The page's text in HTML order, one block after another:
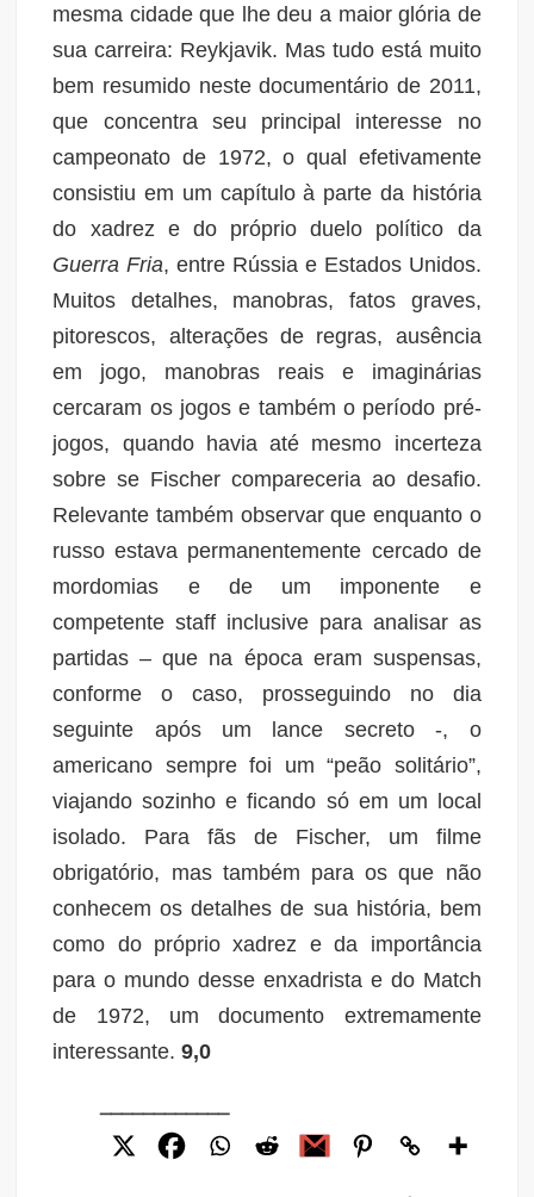
mesma cidade que lhe deu a maior glória de
sua carreira: Reykjavik. Mas tudo está muito
bem resumido neste documentário de 2011,
que concentra seu principal interesse no
campeonato de 1972, o qual efetivamente
consistiu em um capítulo à parte da história
do xadrez e do próprio duelo político da
Guerra Fria, entre Rússia e Estados Unidos.
Muitos detalhes, manobras, fatos graves,
pitorescos, alterações de regras, ausência
em jogo, manobras reais e imaginárias
cercaram os jogos e também o período pré-
jogos, quando havia até mesmo incerteza
sobre se Fischer compareceria ao desafio.
Relevante também observar que enquanto o
russo estava permanentemente cercado de
mordomias e de um imponente e
competente staff inclusive para analisar as
partidas – que na época eram suspensas,
conforme o caso, prosseguindo no dia
seguinte após um lance secreto -, o
americano sempre foi um “peão solitário”,
viajando sozinho e ficando só em um local
isolado. Para fãs de Fischer, um filme
obrigatório, mas também para os que não
conhecem os detalhes de sua história, bem
como do próprio xadrez e da importância
para o mundo desse enxadrista e do Match
de 1972, um documento extremamente
interessante.9,0